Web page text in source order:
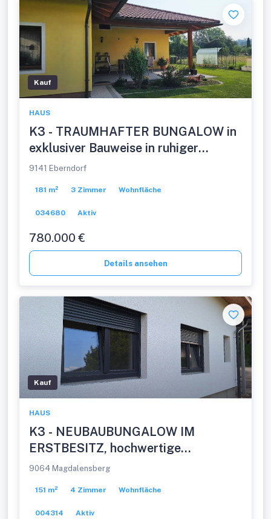
Kauf
HAUS
K3 - TRAUMHAFTER BUNGALOW in
exklusiver Bauweise in ruhiger
Dorfrandlage, barrierefrei, sucht
9141 Eberndorf
181 m² 3 Zimmer Wohnfläche
034680 Aktiv
780.000 €
Details ansehen
Kauf
HAUS
K3 - NEUBAUBUNGALOW IM
ERSTBESITZ, hochwertige
Ausstattung, schlüsselfertig,
9064 Magdalensberg
151 m² 4 Zimmer Wohnfläche
004314 Aktiv